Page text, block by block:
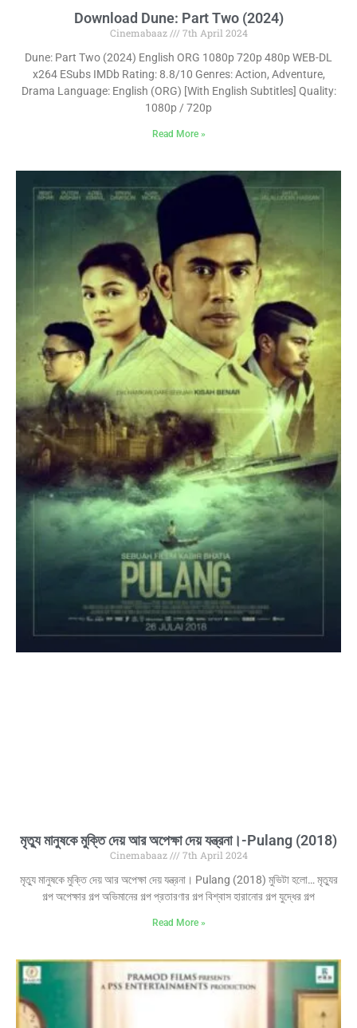
Download Dune: Part Two (2024)
Cinemabaaz
7th April 2024
Dune: Part Two (2024) English ORG 1080p 720p 480p WEB-DL
x264 ESubs IMDb Rating: 8.8/10 Genres: Action, Adventure,
Drama Language: English (ORG) [With English Subtitles] Quality:
1080p / 720p
Read More »
মৃত্যু মানুষকে মুক্তি দেয় আর অপেক্ষা দেয় যন্ত্রনা।-Pulang (2018)
Cinemabaaz
7th April 2024
মৃত্যু মানুষকে মুক্তি দেয় আর অপেক্ষা দেয় যন্ত্রনা। Pulang (2018) মুভিটা হলো… মৃত্যুর
গল্প অপেক্ষার গল্প অভিমানের গল্প প্রতারণার গল্প বিশ্বাস হারানোর গল্প যুদ্ধের গল্প
Read More »